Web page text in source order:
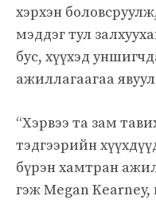
хэрхэн
мэддэг тул залхуухан
бус, хүүхэд
ажиллагаагаа
“Хэрвээ та зам
тэдгээрийн
бүрэн хамтран
гэж Megan